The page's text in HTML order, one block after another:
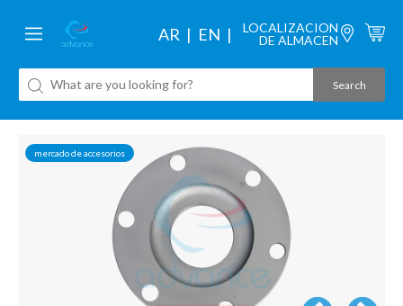
AR EN
LOCALIZACION
DE ALMACEN
mercado de accesorios